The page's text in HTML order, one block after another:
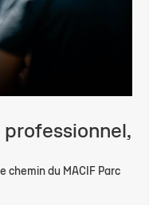
professionnel,
chemin du MACIF Parc